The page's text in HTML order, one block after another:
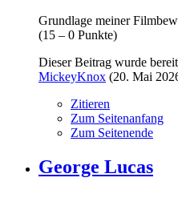
Grundlage meiner
(15 – 0 Punkte)
Dieser Beitrag wurde
MickeyKnox (20. Mai
Zitieren
Zum Seitenanfang
Zum Seitenende
George Lucas